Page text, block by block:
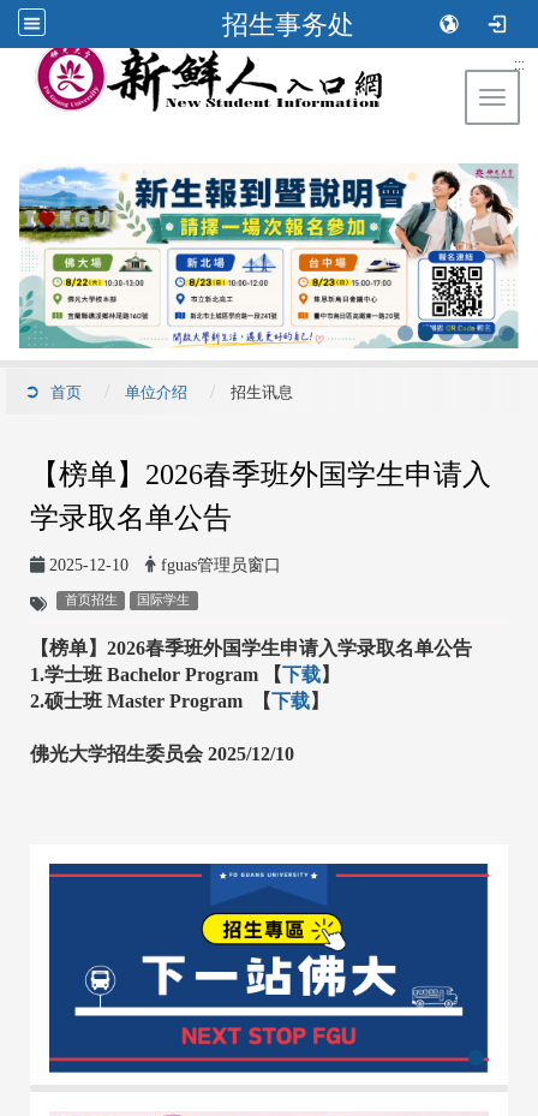
招生事务处
:::
首页 单位介绍 招生讯息
【榜单】2026春季班外国学生申请入
学录取名单公告
2025-12-10 fguas管理员窗口
首页招生 国际学生
【榜单】 2026春季班外国学生申请入学录取名单公告
1.学士班 Bachelor Program 【下载】
2.硕士班 Master Program 【下载】
佛光大学招生委员会 2025/12/10